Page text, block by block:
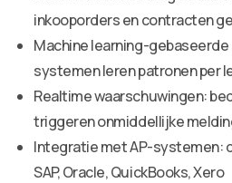
inkooporders en contracten
Machine learning-
systemen leren patronen per
Realtime waarschuwingen:
triggeren onmiddellijke
Integratie met AP-systemen:
SAP, Oracle, QuickBooks, Xero